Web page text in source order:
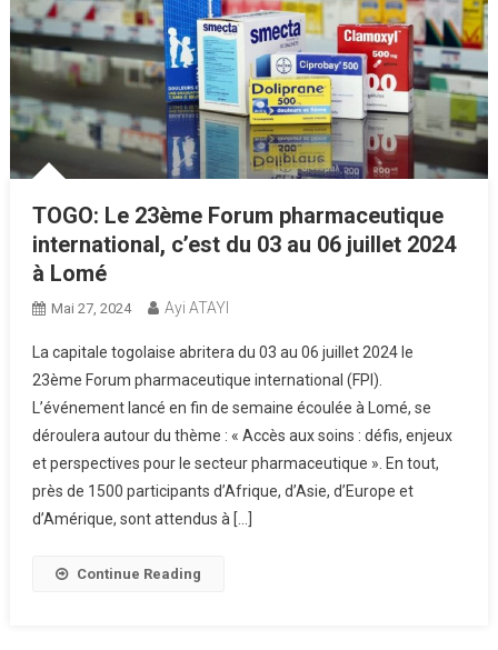
TOGO: Le 23ème Forum pharmaceutique
international, c’est du 03 au 06 juillet 2024
à Lomé
Mai 27, 2024 Ayi ATAYI
La capitale togolaise abritera du 03 au 06 juillet 2024 le
23ème Forum pharmaceutique international (FPI).
L’événement lancé en fin de semaine écoulée à Lomé, se
déroulera autour du thème : « Accès aux soins : défis, enjeux
et perspectives pour le secteur pharmaceutique ». En tout,
près de 1500 participants d’Afrique, d’Asie, d’Europe et
d’Amérique, sont attendus à […]
Continue Reading